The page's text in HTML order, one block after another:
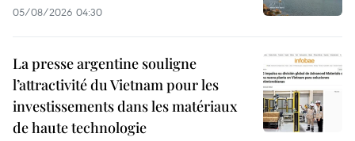
05/08/2026 04:30
La presse argentine souligne
l’attractivité du Vietnam pour les
investissements dans les matériaux
de haute technologie